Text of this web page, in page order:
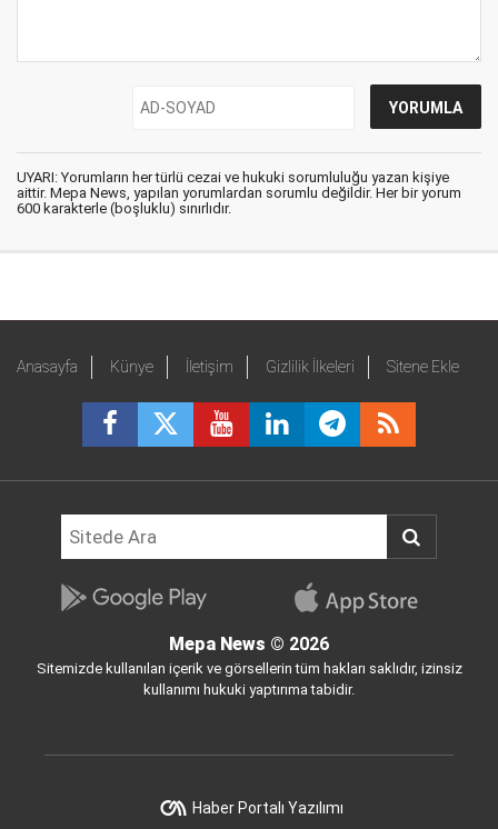
UYARI: Yorumların her türlü cezai ve hukuki sorumluluğu yazan kişiye
aittir. Mepa News, yapılan yorumlardan sorumlu değildir. Her bir yorum
600 karakterle (boşluklu) sınırlıdır.
Anasayfa Künye İletişim Gizlilik İlkeleri Sitene Ekle
Mepa News © 2026
Sitemizde kullanılan içerik ve görsellerin tüm hakları saklıdır, izinsiz
kullanımı hukuki yaptırıma tabidir.
Haber Portalı Yazılımı